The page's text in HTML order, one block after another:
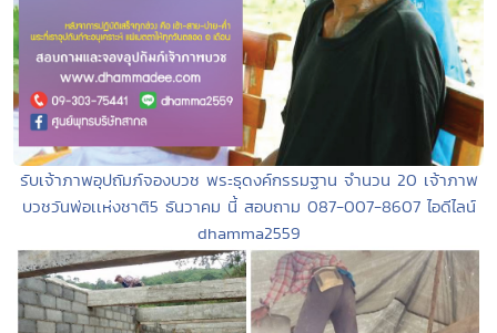
รับเจ้าภาพอุปถัมภ์จองบวช พระธุดงค์กรรมฐาน จำนวน 20 เจ้าภาพ
บวชวันพ่อเเห่งชาติ5 ธันวาคม นี้ สอบถาม 087-007-8607 ไอดีไลน์
dhamma2559